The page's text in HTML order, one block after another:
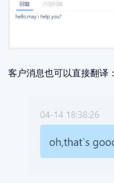
客户消息也可以直接翻译：